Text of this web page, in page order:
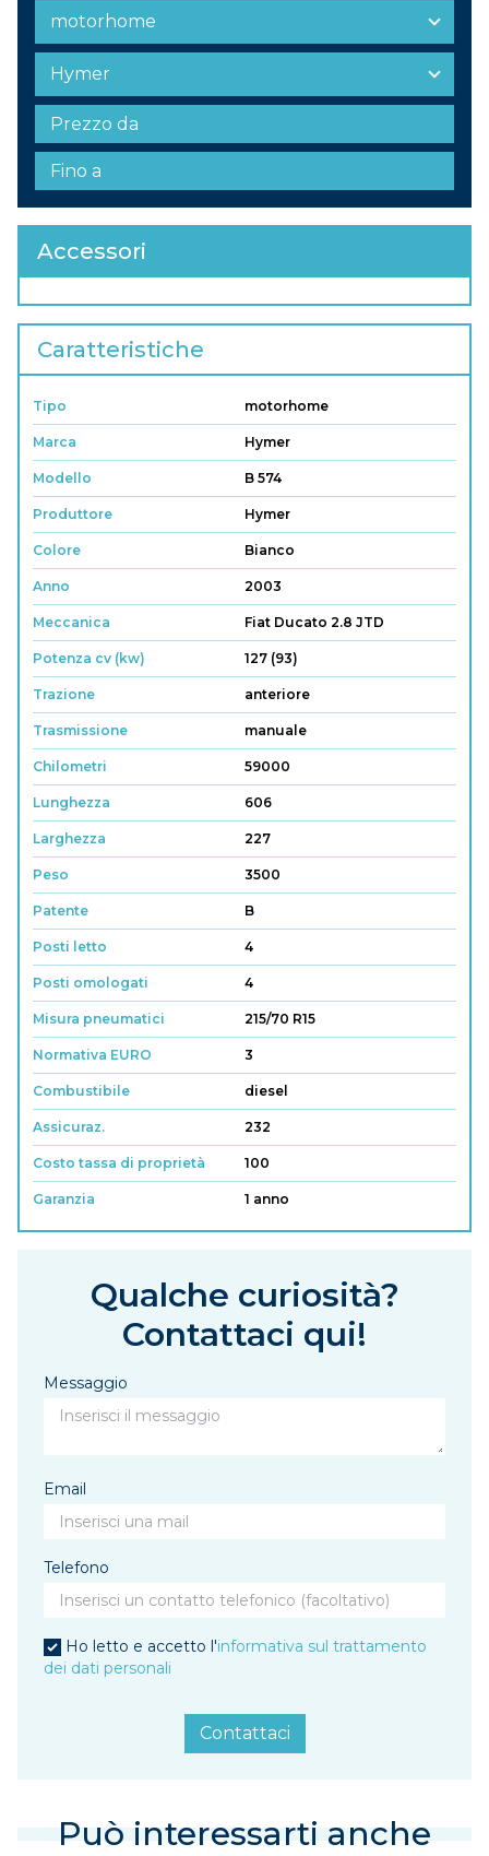
Accessori
Caratteristiche
Tipo motorhome
Marca Hymer
Modello B 574
Produttore Hymer
Colore Bianco
Anno 2003
Meccanica Fiat Ducato 2.8 JTD
Potenza cv (kw) 127 (93)
Trazione anteriore
Trasmissione manuale
Chilometri 59000
Lunghezza 606
Larghezza 227
Peso 3500
Patente B
Posti letto 4
Posti omologati 4
Misura pneumatici 215/70 R15
Normativa EURO 3
Combustibile diesel
Assicuraz. 232
Costo tassa di proprietà 100
Garanzia 1 anno
Qualche curiosità?
Contattaci qui!
Messaggio
Email
Telefono
Ho letto e accetto l'informativa sul trattamento
dei dati personali
Contattaci
Può interessarti anche